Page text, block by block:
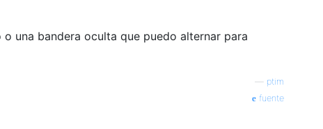
una bandera oculta que puedo alternar para
ptim
fuente